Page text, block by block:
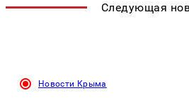
Следующая
Новости Крыма